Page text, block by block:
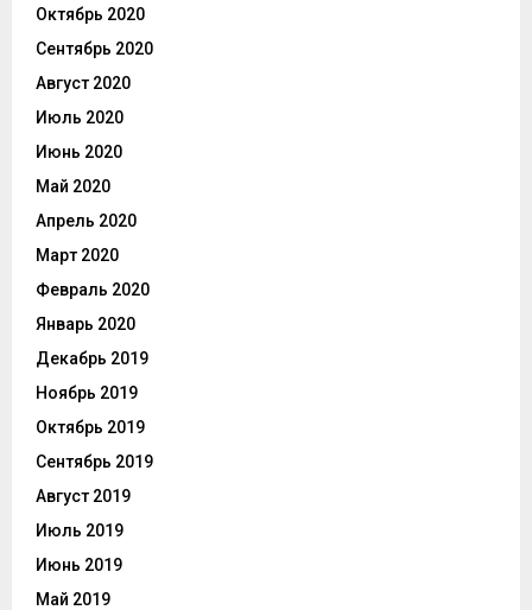
Октябрь 2020
Сентябрь 2020
Август 2020
Июль 2020
Июнь 2020
Май 2020
Апрель 2020
Март 2020
Февраль 2020
Январь 2020
Декабрь 2019
Ноябрь 2019
Октябрь 2019
Сентябрь 2019
Август 2019
Июль 2019
Июнь 2019
Май 2019